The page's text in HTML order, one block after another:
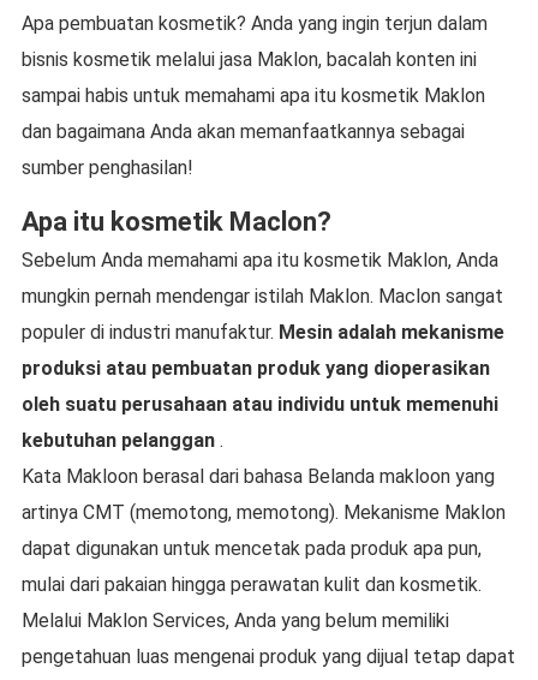
Apa pembuatan kosmetik? Anda yang ingin terjun dalam
bisnis kosmetik melalui jasa Maklon, bacalah konten ini
sampai habis untuk memahami apa itu kosmetik Maklon
dan bagaimana Anda akan memanfaatkannya sebagai
sumber penghasilan!
Apa itu kosmetik Maclon?
Sebelum Anda memahami apa itu kosmetik Maklon, Anda
mungkin pernah mendengar istilah Maklon. Maclon sangat
populer di industri manufaktur. Mesin adalah mekanisme
produksi atau pembuatan produk yang dioperasikan
oleh suatu perusahaan atau individu untuk memenuhi
kebutuhan pelanggan.
Kata Makloon berasal dari bahasa Belanda makloon yang
artinya CMT (memotong, memotong). Mekanisme Maklon
dapat digunakan untuk mencetak pada produk apa pun,
mulai dari pakaian hingga perawatan kulit dan kosmetik.
Melalui Maklon Services, Anda yang belum memiliki
pengetahuan luas mengenai produk yang dijual tetap dapat